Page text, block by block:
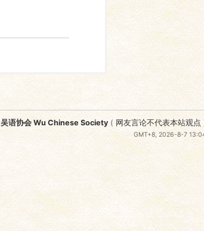
吴语协会 Wu Chinese Society ( 网友言论不代表本站观点
GMT+8, 2026-8-7